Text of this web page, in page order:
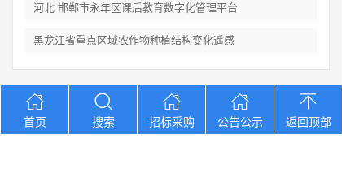
河北 邯郸市永年区课后教育数字化管理平台
黑龙江省重点区域农作物种植结构变化遥感
Copyright © 2012-2026 中招招标网 版权所有 网站备案号：京
ICP备2023026371号-2
首页 搜索 招标采购 公告公示 返回顶部